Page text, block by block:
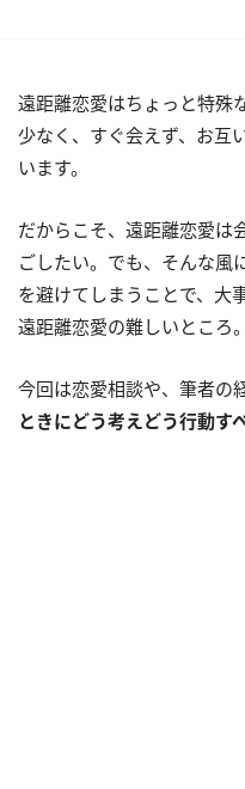
遠距離恋愛はちょっと特殊
少なく、すぐ会えず、お互
います。
だからこそ、遠距離恋愛は
ごしたい。でも、そんな風
を避けてしまうことで、大
遠距離恋愛の難しいところ。
今回は恋愛相談や、筆者の
ときにどう考えどう行動す